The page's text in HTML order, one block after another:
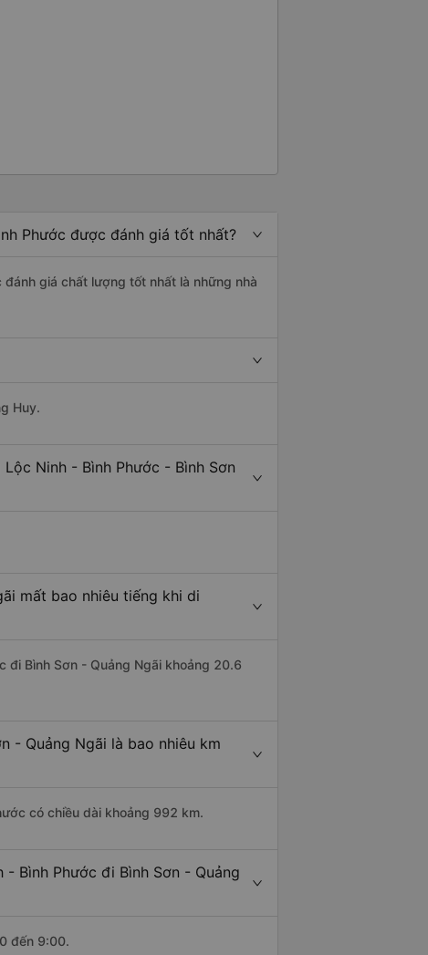
Phước được đánh giá tốt nhất?
giá chất lượng tốt nhất là những nhà
Huy.
Ninh - Bình Phước - Bình Sơn
mất bao nhiêu tiếng khi di
đi Bình Sơn - Quảng Ngãi khoảng 20.6
- Quảng Ngãi là bao nhiêu km
có chiều dài khoảng 992 km.
Bình Phước đi Bình Sơn - Quảng
đến 9:00.